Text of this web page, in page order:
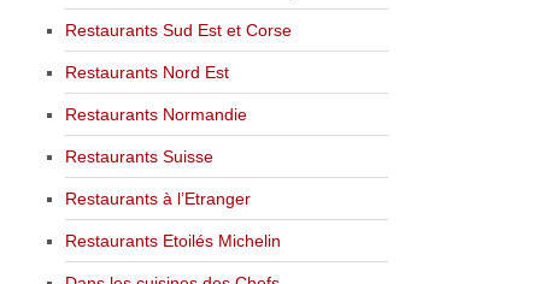
Restaurants Sud Est et Corse
Restaurants Nord Est
Restaurants Normandie
Restaurants Suisse
Restaurants à l’Etranger
Restaurants Etoilés Michelin